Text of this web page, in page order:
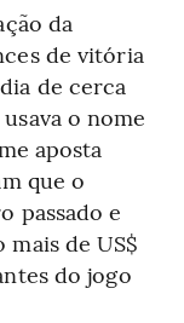
da
de vitória
de cerca
o nome
aposta
que o
passado e
de US$
do jogo